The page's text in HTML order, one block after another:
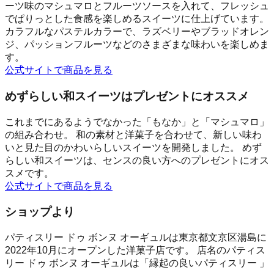
ーツ味のマシュマロとフルーツソースを入れて、フレッシュ
でぱりっとした食感を楽しめるスイーツに仕上げています。
カラフルなパステルカラーで、ラズベリーやブラッドオレン
ジ、パッションフルーツなどのさまざまな味わいを楽しめま
す。
公式サイトで商品を見る
めずらしい和スイーツはプレゼントにオススメ
これまでにあるようでなかった「もなか」と「マシュマロ」
の組み合わせ。 和の素材と洋菓子を合わせて、新しい味わ
いと見た目のかわいらしいスイーツを開発しました。 めず
らしい和スイーツは、センスの良い方へのプレゼントにオス
スメです。
公式サイトで商品を見る
ショップより
パティスリー ドゥ ボンヌ オーギュルは東京都文京区湯島に
2022年10月にオープンした洋菓子店です。 店名のパティス
リー ドゥ ボンヌ オーギュルは「縁起の良いパティスリー 」